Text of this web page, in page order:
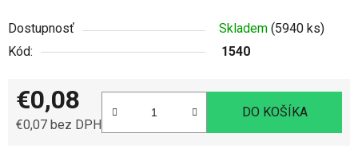
Dostupnosť Skladem (5940 ks)
Kód:
1540
€0,08
€0,07 bez DPH
DO KOŠÍKA